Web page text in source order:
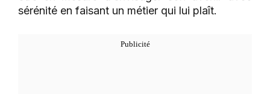
sérénité en faisant un métier qui lui plaît.